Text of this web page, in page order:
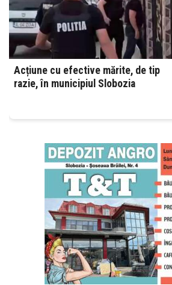
Acțiune cu efective mărite, de tip
razie, în municipiul Slobozia